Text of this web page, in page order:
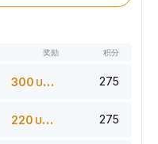
奖励 积分
300 USDT 275
220 USDT 275